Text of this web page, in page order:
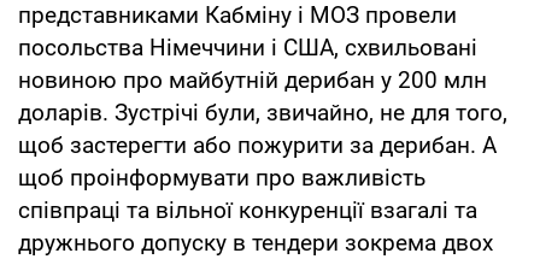
представниками Кабміну і МОЗ провели
посольства Німеччини і США, схвильовані
новиною про майбутній дерибан у 200 млн
доларів. Зустрічі були, звичайно, не для того,
щоб застерегти або пожурити за дерибан. А
щоб проінформувати про важливість
співпраці та вільної конкуренції взагалі та
дружнього допуску в тендери зокрема двох